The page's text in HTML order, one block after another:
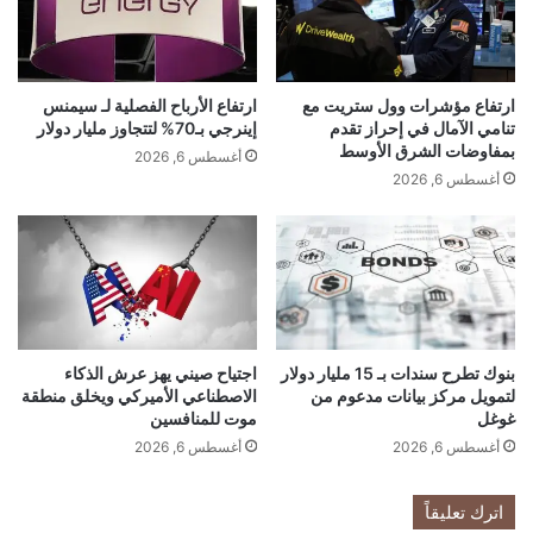
ا
ل
ع
ا
ل
م
ب
ع
ط
ر
ح
س
ب
ي
س
إ
ك
ا
ت
ص
ا
د
ر
ي
ط
ن
ي
ا
و
ت
ف
ع
إ
ارتفاع مؤشرات وول ستريت مع
تنامي الآمال في إحراز تقدم
بمفاوضات الشرق الأوسط
أغسطس 6, 2026
ارتفاع الأرباح الفصلية لـ سيمنس
إينرجي بـ70% لتتجاوز مليار دولار
أغسطس 6, 2026
بنوك تطرح سندات بـ 15 مليار دولار
لتمويل مركز بيانات مدعوم من
غوغل
أغسطس 6, 2026
اجتياح صيني يهز عرش الذكاء
الاصطناعي الأميركي ويخلق منطقة
موت للمنافسين
أغسطس 6, 2026
اترك تعليقاً